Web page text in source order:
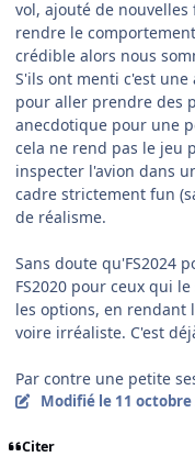
vol, ajouté de
rendre le
crédible alors nous
S'ils ont menti c'est
pour aller prendre des
anecdotique pour une
cela ne rend pas le jeu
inspecter l'avion dans
cadre strictement fun
de réalisme.
Sans doute qu'FS2024
FS2020 pour ceux qui
les options, en rendant
voire irréaliste. C'est
Par contre une petite
Modifié le 11
Citer